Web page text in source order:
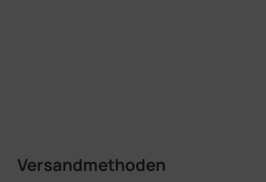
Versandmethoden